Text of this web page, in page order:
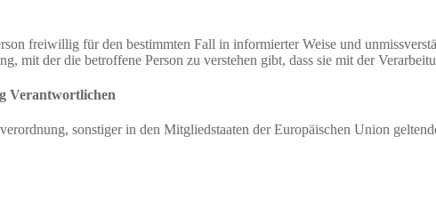
freiwillig für den bestimmten Fall in informierter Weise und
mit der die betroffene Person zu verstehen gibt, dass sie mit der
Verantwortlichen
sonstiger in den Mitgliedstaaten der Europäischen Union